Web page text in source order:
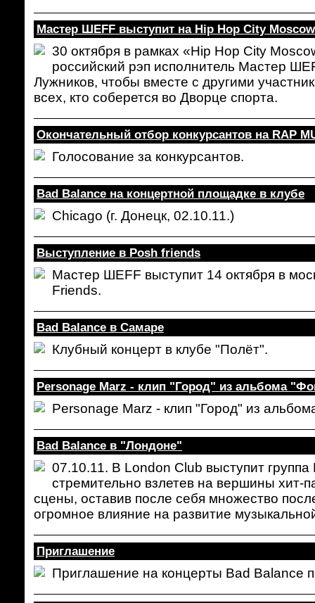
Мастер ШЕFF выступит на Hip Hop City
30 октября в рамках «Hip Hop City
российский рэп исполнитель Мастер
Лужников, чтобы вместе с другими
всех, кто соберется во Дворце спорта.
Окончательный отбор конкурсантов на RAP
Голосование за конкурсантов.
Bad Balance на концертной площадке в клубе
Chicago (г. Донецк, 02.10.11.)
Выступление в Posh friends
Мастер ШЕFF выступит 14 октября в
Friends.
Bad Balance в Самаре
Клубный концерт в клубе "Полёт".
Personage Marz - клип "Город" из альбома
Personage Marz - клип "Город" из
Bad Balance в "Лондоне"
07.10.11. В London Club выступит
стремительно взлетев на вершины хит-
сцены, оставив после себя множество
огромное влияние на развитие
Приглашение
Приглашение на концерты Bad Balance